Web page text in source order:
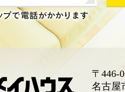
〒446-
名古屋